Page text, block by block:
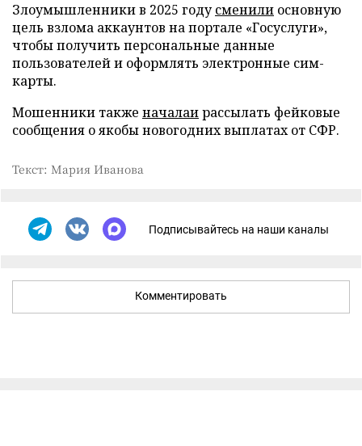
Злоумышленники в 2025 годусменили основную
цель взлома аккаунтов на портале «Госуслуги»,
чтобы получить персональные данные
пользователей и оформлять электронные сим-
карты.
Мошенники также началаирассылать фейковые
сообщения о якобы новогодних выплатах от СФР.
Текст: Мария Иванова
Подписывайтесь на наши каналы
Комментировать